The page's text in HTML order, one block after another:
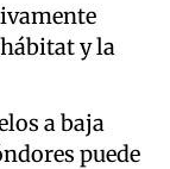
y la
a baja
puede